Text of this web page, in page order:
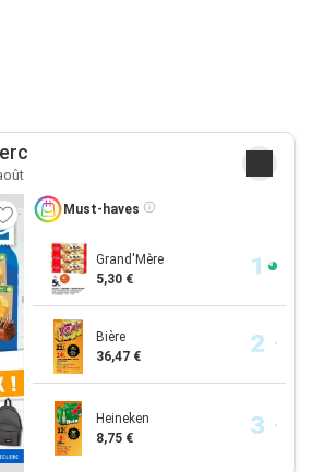
Must-haves
Grand'Mère
5,30 €
Bière
36,47 €
Heineken
8,75 €